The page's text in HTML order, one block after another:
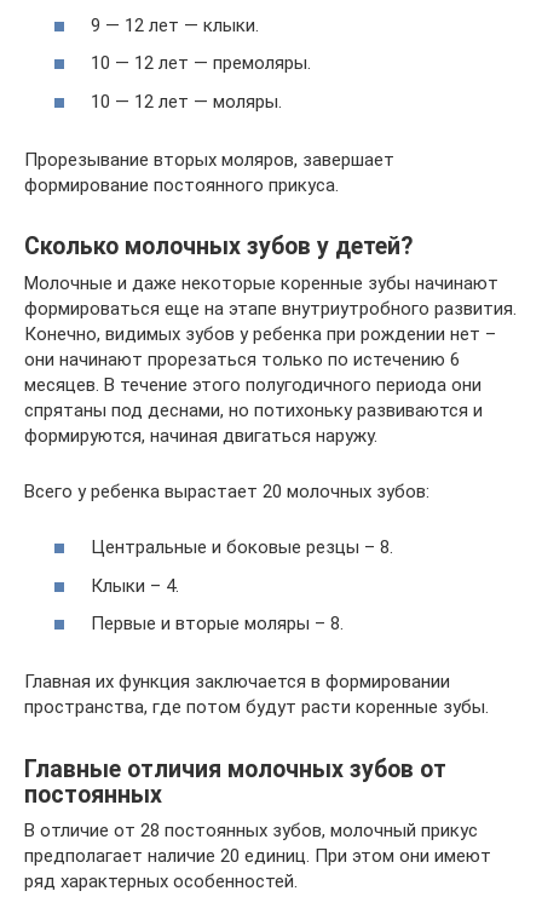
9 — 12 лет — клыки.
10 — 12 лет — премоляры.
10 — 12 лет — моляры.
Прорезывание вторых моляров, завершает
формирование постоянного прикуса.
Сколько молочных зубов у детей?
Молочные и даже некоторые коренные зубы начинают
формироваться еще на этапе внутриутробного развития.
Конечно, видимых зубов у ребенка при рождении нет –
они начинают прорезаться только по истечению 6
месяцев. В течение этого полугодичного периода они
спрятаны под деснами, но потихоньку развиваются и
формируются, начиная двигаться наружу.
Всего у ребенка вырастает 20 молочных зубов:
Центральные и боковые резцы – 8.
Клыки – 4.
Первые и вторые моляры – 8.
Главная их функция заключается в формировании
пространства, где потом будут расти коренные зубы.
Главные отличия молочных зубов от
постоянных
В отличие от 28 постоянных зубов, молочный прикус
предполагает наличие 20 единиц. При этом они имеют
ряд характерных особенностей.